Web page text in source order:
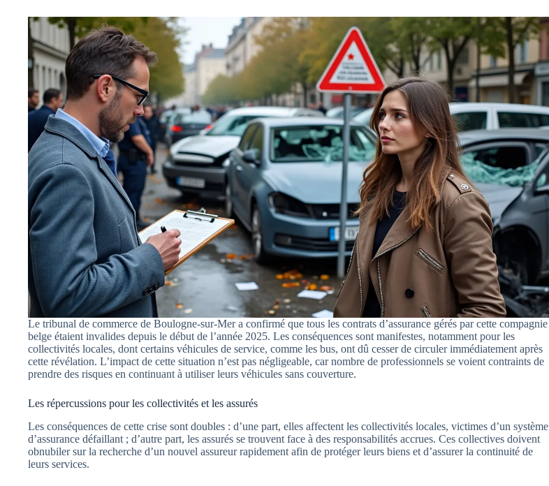
Le tribunal de commerce de Boulogne-sur-Mer a confirmé que tous les contrats d’assurance gérés par cette compagnie
belge étaient invalides depuis le début de l’année 2025. Les conséquences sont manifestes, notamment pour les
collectivités locales, dont certains véhicules de service, comme les bus, ont dû cesser de circuler immédiatement après
cette révélation. L’impact de cette situation n’est pas négligeable, car nombre de professionnels se voient contraints de
prendre des risques en continuant à utiliser leurs véhicules sans couverture.
Les répercussions pour les collectivités et les assurés
Les conséquences de cette crise sont doubles : d’une part, elles affectent les collectivités locales, victimes d’un système
d’assurance défaillant ; d’autre part, les assurés se trouvent face à des responsabilités accrues. Ces collectives doivent
obnubiler sur la recherche d’un nouvel assureur rapidement afin de protéger leurs biens et d’assurer la continuité de
leurs services.